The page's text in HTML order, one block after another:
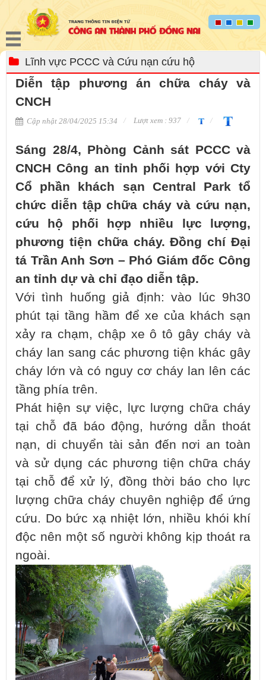
Lĩnh vực PCCC và Cứu nạn cứu hộ
Diễn tập phương án chữa cháy và
CNCH
Cập nhật 28/04/2025 15:34 Lượt xem : 937
Sáng 28/4, Phòng Cảnh sát PCCC và
CNCH Công an tỉnh phối hợp với Cty
Cổ phần khách sạn Central Park tổ
chức diễn tập chữa cháy và cứu nạn,
cứu hộ phối hợp nhiều lực lượng,
phương tiện chữa cháy. Đồng chí Đại
tá Trần Anh Sơn – Phó Giám đốc Công
an tỉnh dự và chỉ đạo diễn tập.
Với tình huống giả định: vào lúc 9h30
phút tại tầng hầm để xe của khách sạn
xảy ra chạm, chập xe ô tô gây cháy và
cháy lan sang các phương tiện khác gây
cháy lớn và có nguy cơ cháy lan lên các
tầng phía trên.
Phát hiện sự việc, lực lượng chữa cháy
tại chỗ đã báo động, hướng dẫn thoát
nạn, di chuyển tài sản đến nơi an toàn
và sử dụng các phương tiện chữa cháy
tại chỗ để xử lý, đồng thời báo cho lực
lượng chữa cháy chuyên nghiệp để ứng
cứu. Do bức xạ nhiệt lớn, nhiều khói khí
độc nên một số người không kịp thoát ra
ngoài.